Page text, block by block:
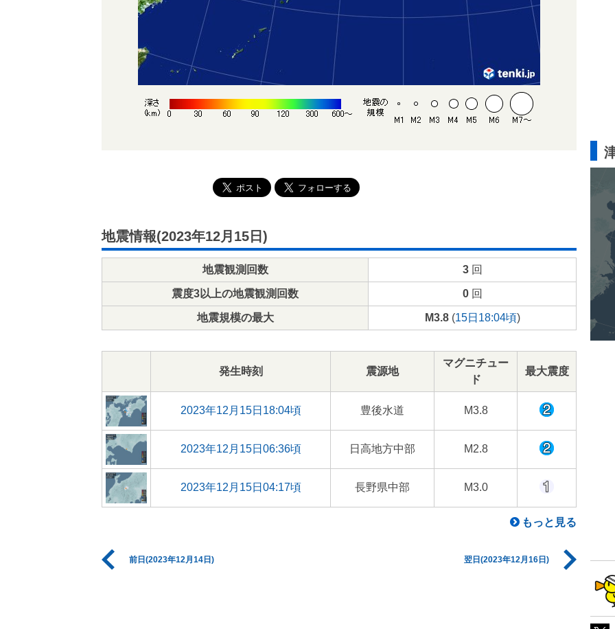
地震情報(2023年12月15日)
地震観測回数 3回
震度3以上の地震観測回数 0回
地震規模の最大 M3.8(15日18:04頃)
発生時刻 震源地
マグニチュー
ド
最大震度
2023年12月15日18:04頃 豊後水道 M3.8
2023年12月15日06:36頃 日高地方中部 M2.8
2023年12月15日04:17頃 長野県中部 M3.0
もっと見る
前日(2023年12月14日) 翌日(2023年12月16日)